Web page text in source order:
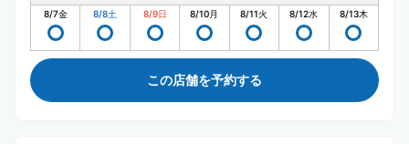
8/7金 8/8土 8/9日 8/10月 8/11火 8/12水 8/13木
この店舗を予約する